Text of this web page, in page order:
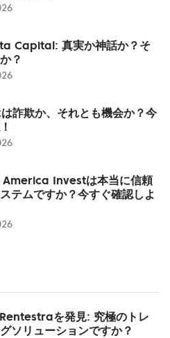
Capital: 真実か神話か？そ
？
詐欺か、それとも機会か？今
Investは本当に信頼
テムですか？今すぐ確認しよ
を発見: 究極のトレ
ソリューションですか？